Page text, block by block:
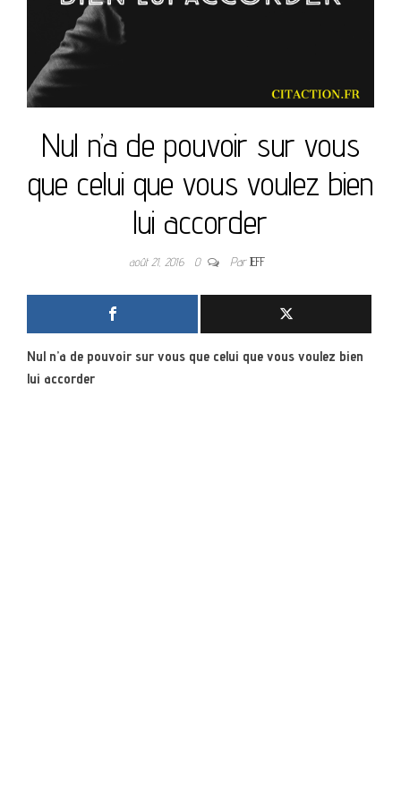
Nul n’a de pouvoir sur vous
que celui que vous voulez bien
lui accorder
août 21, 2016 0 ParJEFF
Nul n’a de pouvoir sur vous que celui que vous voulez bien
lui accorder